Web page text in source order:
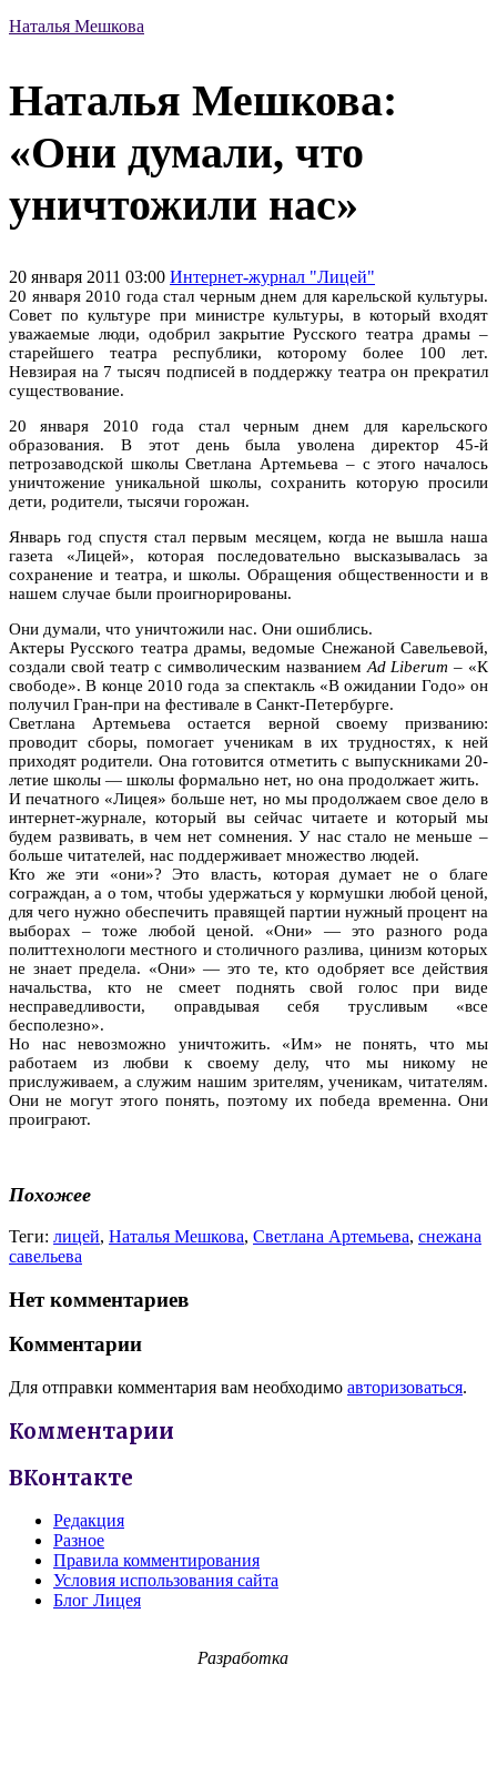
Наталья Мешкова
Наталья Мешкова:
«Они думали, что
уничтожили нас»
20 января 2011 03:00 Интернет-журнал "Лицей"
20 января 2010 года стал черным днем для карельской культуры.
Совет по культуре при министре культуры, в который входят
уважаемые люди, одобрил закрытие Русского театра драмы –
старейшего театра республики, которому более 100 лет.
Невзирая на 7 тысяч подписей в поддержку театра он прекратил
существование.
20 января 2010 года стал черным днем для карельского
образования. В этот день была уволена директор 45-й
петрозаводской школы Светлана Артемьева – с этого началось
уничтожение уникальной школы, сохранить которую просили
дети, родители, тысячи горожан.
Январь год спустя стал первым месяцем, когда не вышла наша
газета «Лицей», которая последовательно высказывалась за
сохранение и театра, и школы. Обращения общественности и в
нашем случае были проигнорированы.
Они думали, что уничтожили нас. Они ошиблись.
Актеры Русского театра драмы, ведомые Снежаной Савельевой,
создали свой театр с символическим названием Ad Liberum – «К
свободе». В конце 2010 года за спектакль «В ожидании Годо» он
получил Гран-при на фестивале в Санкт-Петербурге.
Светлана Артемьева остается верной своему призванию:
проводит сборы, помогает ученикам в их трудностях, к ней
приходят родители. Она готовится отметить с выпускниками 20-
летие школы — школы формально нет, но она продолжает жить.
И печатного «Лицея» больше нет, но мы продолжаем свое дело в
интернет-журнале, который вы сейчас читаете и который мы
будем развивать, в чем нет сомнения. У нас стало не меньше –
больше читателей, нас поддерживает множество людей.
Кто же эти «они»? Это власть, которая думает не о благе
сограждан, а о том, чтобы удержаться у кормушки любой ценой,
для чего нужно обеспечить правящей партии нужный процент на
выборах – тоже любой ценой. «Они» — это разного рода
политтехнологи местного и столичного разлива, цинизм которых
не знает предела. «Они» — это те, кто одобряет все действия
начальства, кто не смеет поднять свой голос при виде
несправедливости, оправдывая себя трусливым «все
бесполезно».
Но нас невозможно уничтожить. «Им» не понять, что мы
работаем из любви к своему делу, что мы никому не
прислуживаем, а служим нашим зрителям, ученикам, читателям.
Они не могут этого понять, поэтому их победа временна. Они
проиграют.
Похожее
Теги: лицей, Наталья Мешкова, Светлана Артемьева, снежана
савельева
Нет комментариев
Комментарии
Для отправки комментария вам необходимо авторизоваться.
Комментарии
ВКонтакте
Редакция
Разное
Правила комментирования
Условия использования сайта
Блог Лицея
Разработка